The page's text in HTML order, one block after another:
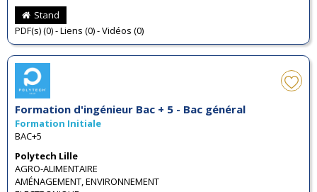
Stand
PDF(s) (0) - Liens (0) - Vidéos (0)
Formation d'ingénieur Bac + 5 - Bac général
Formation Initiale
BAC+5
Polytech Lille
AGRO-ALIMENTAIRE
AMÉNAGEMENT, ENVIRONNEMENT